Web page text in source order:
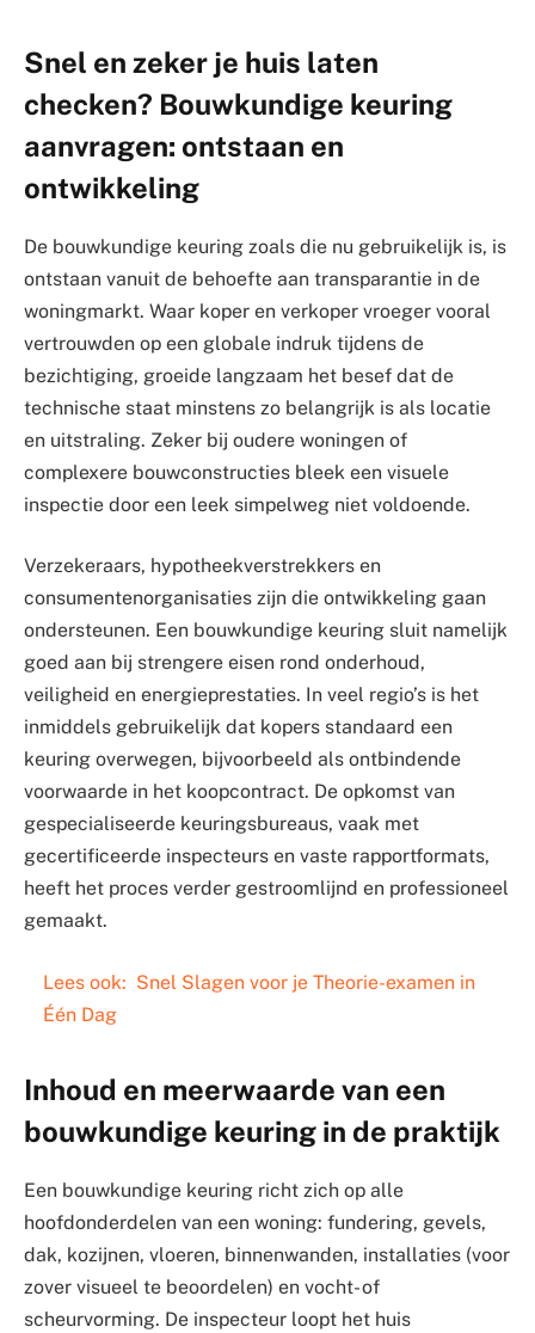
Snel en zeker je huis laten
checken? Bouwkundige keuring
aanvragen: ontstaan en
ontwikkeling
De bouwkundige keuring zoals die nu gebruikelijk is, is
ontstaan vanuit de behoefte aan transparantie in de
woningmarkt. Waar koper en verkoper vroeger vooral
vertrouwden op een globale indruk tijdens de
bezichtiging, groeide langzaam het besef dat de
technische staat minstens zo belangrijk is als locatie
en uitstraling. Zeker bij oudere woningen of
complexere bouwconstructies bleek een visuele
inspectie door een leek simpelweg niet voldoende.
Verzekeraars, hypotheekverstrekkers en
consumentenorganisaties zijn die ontwikkeling gaan
ondersteunen. Een bouwkundige keuring sluit namelijk
goed aan bij strengere eisen rond onderhoud,
veiligheid en energieprestaties. In veel regio’s is het
inmiddels gebruikelijk dat kopers standaard een
keuring overwegen, bijvoorbeeld als ontbindende
voorwaarde in het koopcontract. De opkomst van
gespecialiseerde keuringsbureaus, vaak met
gecertificeerde inspecteurs en vaste rapportformats,
heeft het proces verder gestroomlijnd en professioneel
gemaakt.
Lees ook: Snel Slagen voor je Theorie-examen in
Één Dag
Inhoud en meerwaarde van een
bouwkundige keuring in de praktijk
Een bouwkundige keuring richt zich op alle
hoofdonderdelen van een woning: fundering, gevels,
dak, kozijnen, vloeren, binnenwanden, installaties (voor
zover visueel te beoordelen) en vocht- of
scheurvorming. De inspecteur loopt het huis